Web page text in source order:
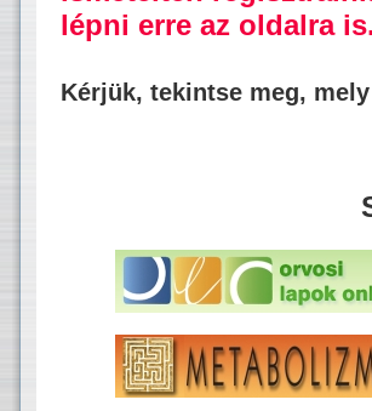
lépni erre az oldalra is.
Kérjük, tekintse meg,